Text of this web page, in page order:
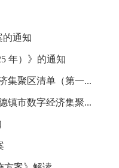
的通知
年）》的通知
集聚区清单（第一...
镇市数字经济集聚...